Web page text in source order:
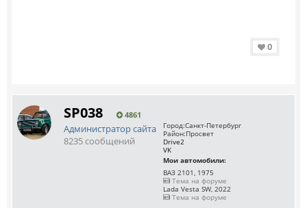
0
SP038 4861
Администратор сайта
8235 сообщений
Город:Санкт-Петербург
Район:Просвет
Drive2
VK
Мои автомобили:
ВАЗ 2101, 1975
Тема на форуме
Lada Vesta SW, 2022
Тема на форуме